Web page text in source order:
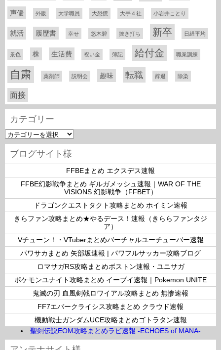
声優 外販 大学職員 大恐慌 大手４社 小岩井ことり
就活 履歴書 幸せ 悠木碧 抜き打ち 新卒 日経平均
景色 株 生活費 祝い金 簿記 給付金 職業訓練
自粛 薬剤師 説明会 趣味 転職 辞退 除染
面接
カテゴリー
カ
テ
ー
ブログサイト様
FFBEまとめ エクスデス速報
FFBE幻影戦争まとめ ギルガメッシュ速報｜WAR OF THE
VISIONS 幻影戦争（FFBET）
ドラゴンクエストタクト攻略まとめ ホイミン速報
きらファン攻略まとめ★やるデース！速報（きららファンタジ
ア）
Vチューン！・VTuberまとめバーチャルユーチューバー速報
パワサカまとめ 矢部坂速報 | パワフルサッカー攻略ブログ
ロマサガRS攻略まとめボストン速報・ユニサガ
ポケモンユナイト攻略まとめ イーブイ速報｜Pokemon UNITE
鬼滅の刃 血風剣戟ロワイアル攻略まとめ 無惨速報
FF7エバークライシス攻略まとめ クラウド速報
機動戦士ガンダムUCE攻略まとめゴトラタン速報
聖剣伝説EOM攻略まとめラビ速報 -ECHOES of MANA-